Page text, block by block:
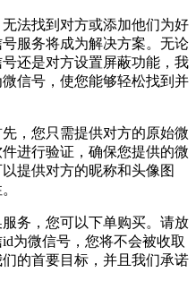
法找到对方或添加他们为好
服务将成为解决方案。无论
还是对方设置屏蔽功能，我
信号，使您能够轻松找到并
，您只需提供对方的原始微
进行验证，确保您提供的微
提供对方的昵称和头像图
务，您可以下单购买。请放
为微信号，您将不会被收取
的首要目标，并且我们承诺